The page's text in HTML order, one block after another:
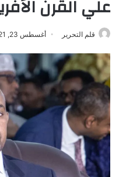
علي القرن
قلم التحرير أغسطس 23, 2021